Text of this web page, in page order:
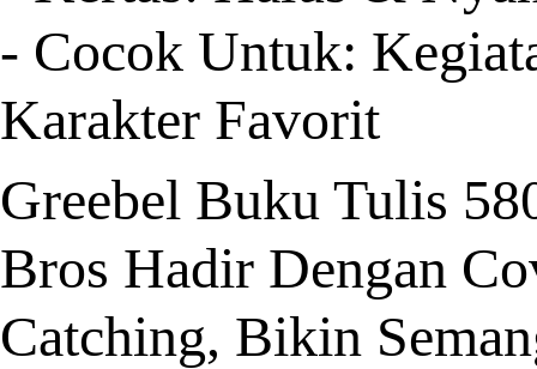
- Cocok Untuk:
Karakter Favorit
Greebel Buku Tulis
Bros Hadir Dengan
Catching, Bikin